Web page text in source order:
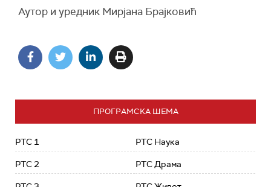
Аутор и уредник Мирјана Брајковић
ПРОГРАМСКА ШЕМА
РТС 1
РТС 2
РТС Наука
РТС Драма